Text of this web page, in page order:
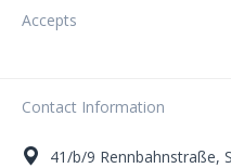
Accepts
Contact Information
41/b/9 Rennbahnstraße,